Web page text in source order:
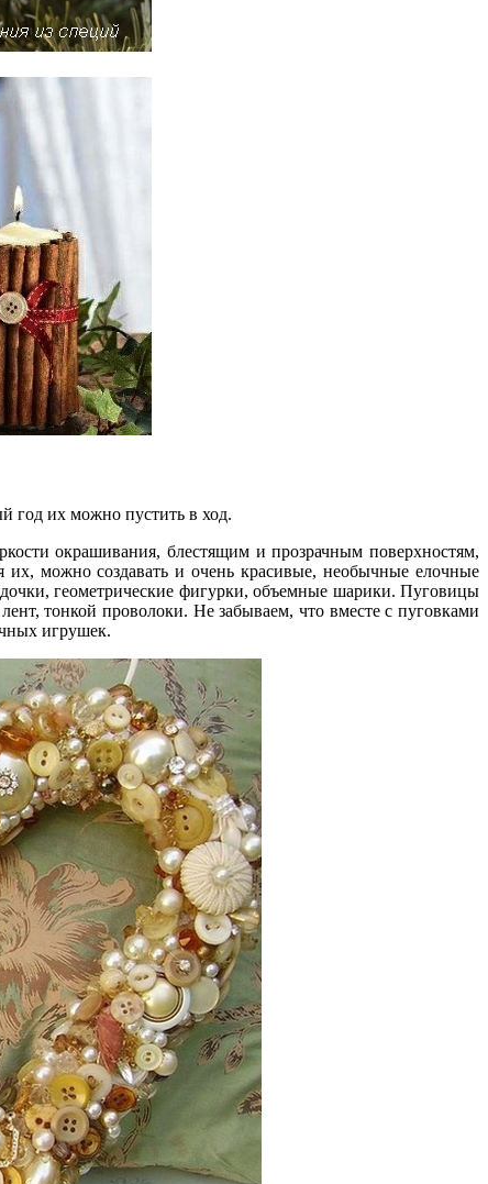
год их можно пустить в ход.
окрашивания, блестящим и прозрачным поверхностям,
их, можно создавать и очень красивые, необычные елочные
геометрические фигурки, объемные шарики. Пуговицы
тонкой проволоки. Не забываем, что вместе с пуговками
игрушек.